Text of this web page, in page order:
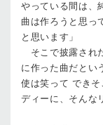
やっている間は、
曲は作ろうと思っ
と思います」
そこで披露され
に作った曲だとい
使は笑って でき
ディーに、そんな